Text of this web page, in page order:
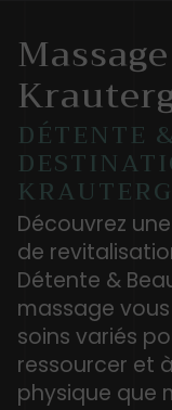
DÉTENTE
Découvrez
de
Détente &
massage
soins variés
ressourcer et
physique que